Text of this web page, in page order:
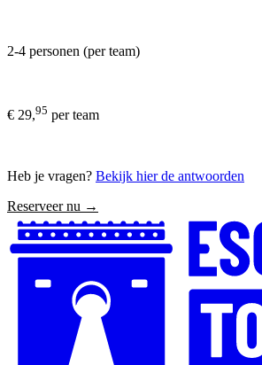
2-4 personen (per team)
€ 29,95 per team
Heb je vragen? Bekijk hier de antwoorden
Reserveer nu →